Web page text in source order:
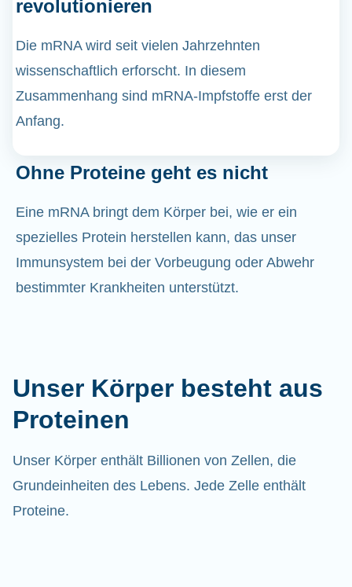
revolutionieren
Die mRNA wird seit vielen Jahrzehnten
wissenschaftlich erforscht. In diesem
Zusammenhang sind mRNA-Impfstoffe erst der
Anfang.
Ohne Proteine geht es nicht
Eine mRNA bringt dem Körper bei, wie er ein
spezielles Protein herstellen kann, das unser
Immunsystem bei der Vorbeugung oder Abwehr
bestimmter Krankheiten unterstützt.
Unser Körper besteht aus
Proteinen
Unser Körper enthält Billionen von Zellen, die
Grundeinheiten des Lebens. Jede Zelle enthält
Proteine.